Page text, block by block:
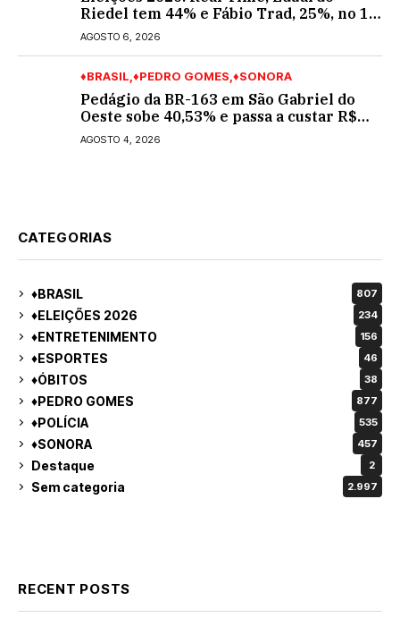
Riedel tem 44% e Fábio Trad, 25%, no 1º
turno para o governo do MS
AGOSTO 6, 2026
♦BRASIL ♦PEDRO GOMES ♦SONORA
Pedágio da BR-163 em São Gabriel do
Oeste sobe 40,53% e passa a custar R$
10,70 a partir desta quarta-feira
AGOSTO 4, 2026
CATEGORIAS
♦BRASIL 807
♦ELEIÇÕES 2026 234
♦ENTRETENIMENTO 156
♦ESPORTES 46
♦ÓBITOS 38
♦PEDRO GOMES 877
♦POLÍCIA 535
♦SONORA 457
Destaque 2
Sem categoria 2.997
RECENT POSTS